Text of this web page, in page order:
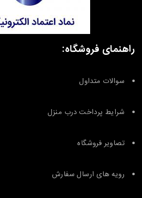
راهنمای فروشگاه:
سوالات متداول
شرایط پرداخت درب منزل
تصاویر فروشگاه
رویه های ارسال سفارش